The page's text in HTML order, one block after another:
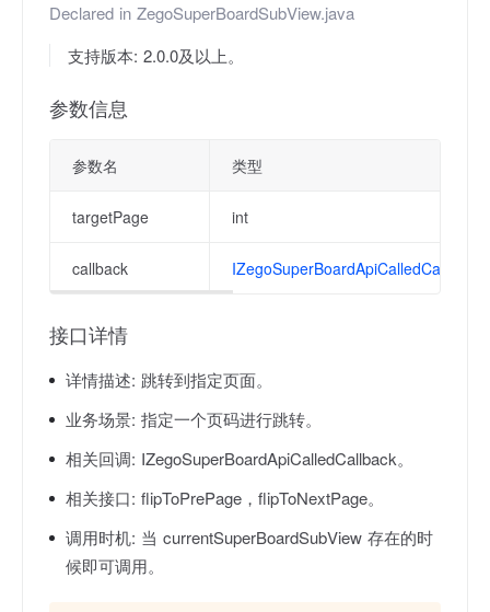
Declared in ZegoSuperBoardSubView.java
支持版本: 2.0.0及以上。
参数信息
参数名 类型
targetPage int
callback IZegoSuperBoardApiCalledCallback
接口详情
详情描述: 跳转到指定页面。
业务场景: 指定一个页码进行跳转。
相关回调: IZegoSuperBoardApiCalledCallback。
相关接口: flipToPrePage，flipToNextPage。
调用时机: 当 currentSuperBoardSubView 存在的时
候即可调用。